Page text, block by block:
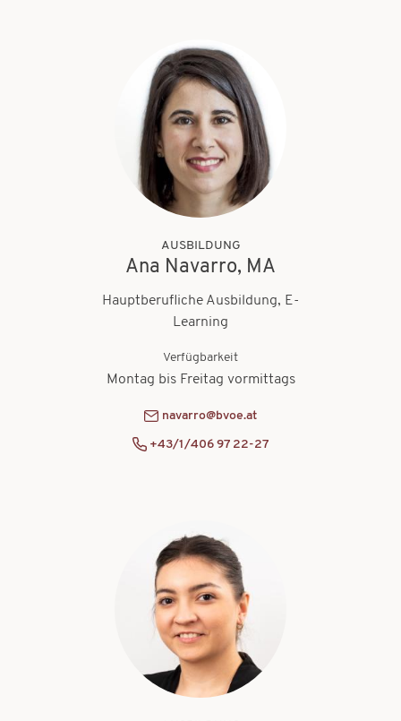
AUSBILDUNG
Ana Navarro, MA
Hauptberufliche Ausbildung, E-
Learning
Verfügbarkeit
Montag bis Freitag vormittags
navarro@bvoe.at
+43/1/406 97 22-27